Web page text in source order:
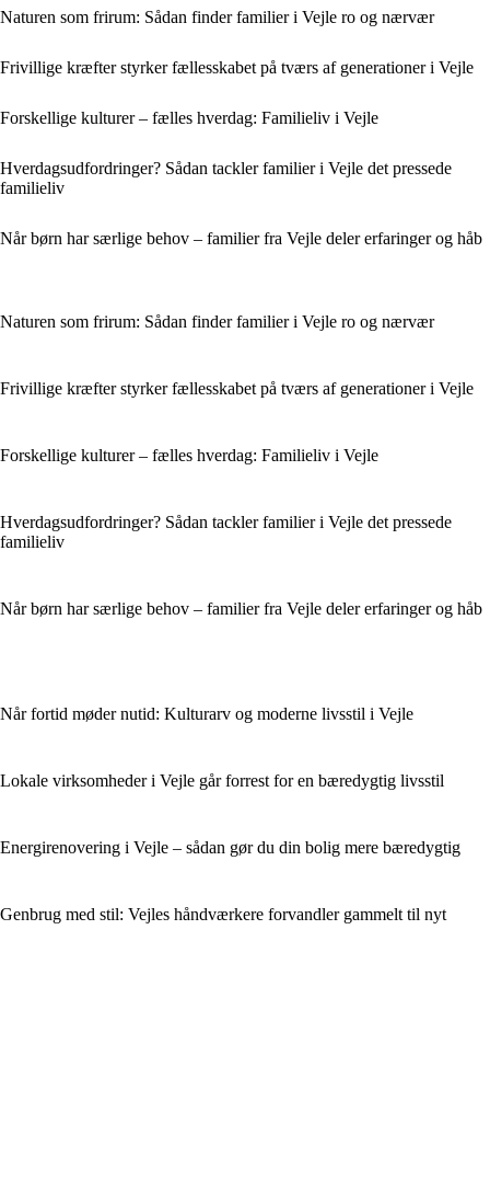
Naturen som frirum: Sådan finder familier i Vejle ro og nærvær
Frivillige kræfter styrker fællesskabet på tværs af generationer i Vejle
Forskellige kulturer – fælles hverdag: Familieliv i Vejle
Hverdagsudfordringer? Sådan tackler familier i Vejle det pressede
familieliv
Når børn har særlige behov – familier fra Vejle deler erfaringer og håb
Naturen som frirum: Sådan finder familier i Vejle ro og nærvær
Frivillige kræfter styrker fællesskabet på tværs af generationer i Vejle
Forskellige kulturer – fælles hverdag: Familieliv i Vejle
Hverdagsudfordringer? Sådan tackler familier i Vejle det pressede
familieliv
Når børn har særlige behov – familier fra Vejle deler erfaringer og håb
Når fortid møder nutid: Kulturarv og moderne livsstil i Vejle
Lokale virksomheder i Vejle går forrest for en bæredygtig livsstil
Energirenovering i Vejle – sådan gør du din bolig mere bæredygtig
Genbrug med stil: Vejles håndværkere forvandler gammelt til nyt